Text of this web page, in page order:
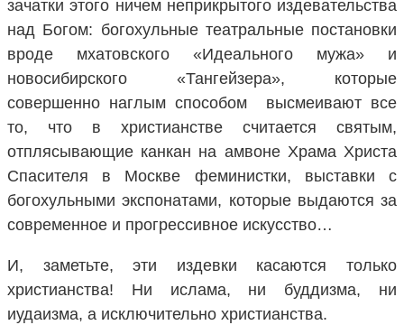
зачатки этого ничем неприкрытого издевательства
над Богом: богохульные театральные постановки
вроде мхатовского «Идеального мужа» и
новосибирского «Тангейзера», которые
совершенно наглым способом высмеивают все
то, что в христианстве считается святым,
отплясывающие канкан на амвоне Храма Христа
Спасителя в Москве феминистки, выставки с
богохульными экспонатами, которые выдаются за
современное и прогрессивное искусство…
И, заметьте, эти издевки касаются только
христианства! Ни ислама, ни буддизма, ни
иудаизма, а исключительно христианства.